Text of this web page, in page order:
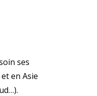
ses
en Asie